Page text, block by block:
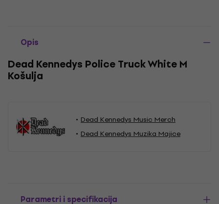
Opis
Dead Kennedys Police Truck White M
Košulja
Dead Kennedys Music Merch
Dead Kennedys Muzika Majice
Parametri i specifikacija